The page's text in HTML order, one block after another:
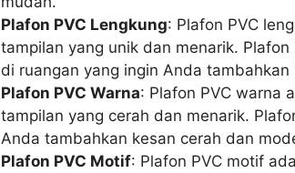
Plafon PVC Lengkung: Plafon PVC
tampilan yang unik dan menarik.
di ruangan yang ingin Anda tambahkan
Plafon PVC Warna: Plafon PVC warna
tampilan yang cerah dan menarik.
Anda tambahkan kesan cerah dan
Plafon PVC Motif: Plafon PVC motif